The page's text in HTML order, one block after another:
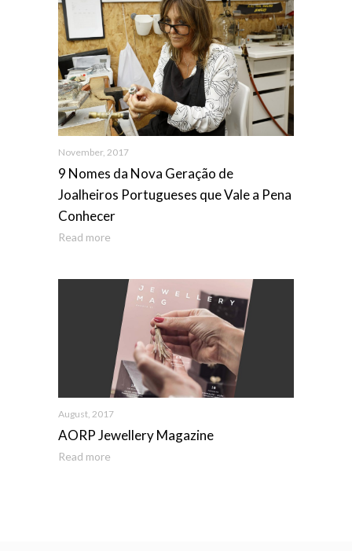
November, 2017
9 Nomes da Nova Geração de
Joalheiros Portugueses que Vale a Pena
Conhecer
Read more
August, 2017
AORP Jewellery Magazine
Read more